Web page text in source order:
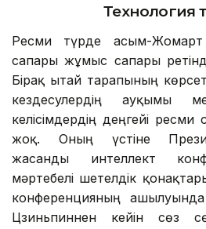
Технология
Ресми түрде Қасым-Жомарт
сапары жұмыс сапары
Бірақ Қытай тарапының
кездесулердің ауқымы
келісімдердің деңгейі
жоқ. Оның үстіне
жасанды интеллект
мәртебелі шетелдік
конференцияның